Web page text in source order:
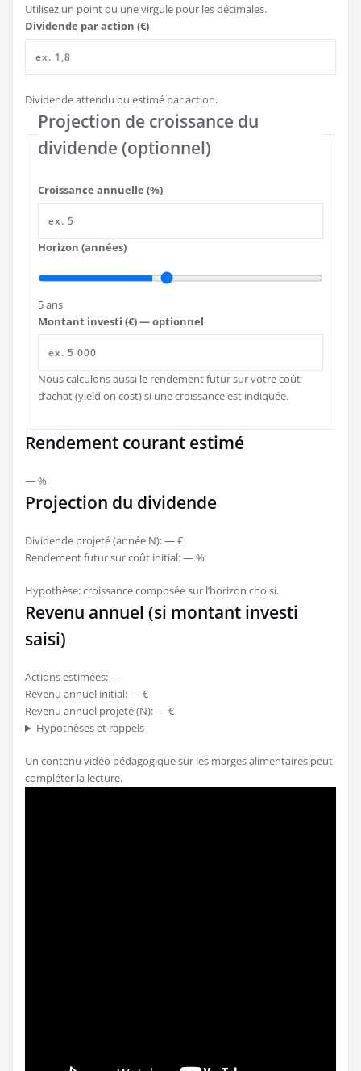
Utilisez un point ou une virgule pour les décimales.
Dividende par action (€)
Dividende attendu ou estimé par action.
Projection de croissance du
dividende (optionnel)
Croissance annuelle (%)
Horizon (années)
5 ans
Montant investi (€) — optionnel
Nous calculons aussi le rendement futur sur votre coût
d’achat (yield on cost) si une croissance est indiquée.
Rendement courant estimé
— %
Projection du dividende
Dividende projeté (année N):— €
Rendement futur sur coût initial:— %
Hypothèse: croissance composée sur l’horizon choisi.
Revenu annuel (si montant investi
saisi)
Actions estimées:—
Revenu annuel initial:— €
Revenu annuel projeté (N):— €
Hypothèses et rappels
Un contenu vidéo pédagogique sur les marges alimentaires peut
compléter la lecture.